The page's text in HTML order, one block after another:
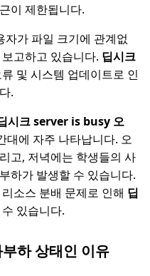
이 제한됩니다.
자가 파일 크기에 관계없
고하고 있습니다. 딥시크
및 시스템 업데이트로 인
.
시크 server is busy 오
대에 자주 나타납니다. 오
고, 저녁에는 학생들의 사
하가 발생할 수 있습니다.
소스 분배 문제로 인해 딥
있습니다.
하 상태인 이유